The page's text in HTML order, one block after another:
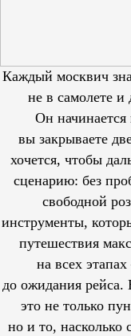
Каждый москвич
не в самолете и
Он начинается
вы закрываете
хочется, чтобы
сценарию: без
свободной
инструменты,
путешествия
на всех
до ожидания
это не только
но и то, насколько